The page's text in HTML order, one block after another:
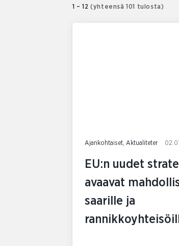
1 – 12 (yhteensä 101 tulosta)
Ajankohtaiset, Aktualiteter
EU:n uudet
avaavat
saarille ja